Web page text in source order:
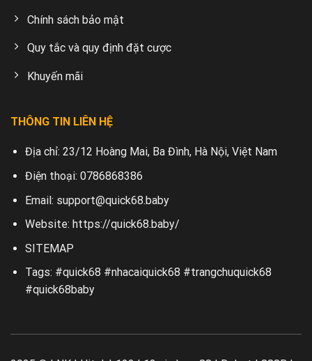
Chính sách bảo mật
Quy tắc và quy định đặt cược
Khuyến mãi
THÔNG TIN LIÊN HỆ
Địa chỉ: 23/12 Hoàng Mai, Ba Đình, Hà Nội, Việt Nam
Điện thoại: 0786868386
Email: support@quick68.baby
Website: https://quick68.baby/
SITEMAP
Tags: #quick68 #nhacaiquick68 #trangchuquick68
#quick68baby